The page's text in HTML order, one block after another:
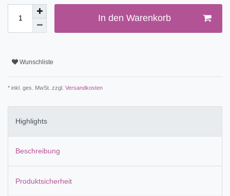
In den Warenkorb
Wunschliste
* inkl. ges. MwSt. zzgl. Versandkosten
Highlights
Beschreibung
Produktsicherheit